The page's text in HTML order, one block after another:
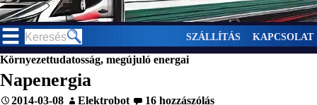
SZÁLLÍTÁS KAPCSOLAT
Környezettudatosság, megújuló energai
Napenergia
2014-03-08 Elektrobot 16 hozzászólás